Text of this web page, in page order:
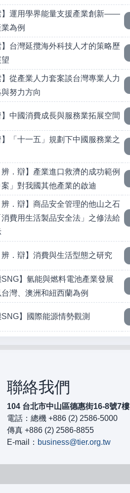
】運用學界能量支援產業創新——
為例
】台灣延攬海外科技人才的策略歷
】從產業人力套案談台灣專業人力
努力方向
】中國消費成長與服務業拓展空間
】「十一五」規劃下中國服務業之
辨．辯】產業進口救濟的成功範例
」對我國其他產業的啟迪
辨．辯】商品安全管理的他山之石
費用生活製品安全法」之修法給
辨．辯】消費與生活型態之研究
SNG】氫能與燃料電池產業發展
灣、澳洲和紐西蘭為例
SNG】國際能源情勢觀測
聯絡我們
104 台北市中山區德惠街16-8號7樓
電話：總機 +886 (2) 2586-5000
傳真 +886 (2) 2586-8855
E-mail： business@tier.org.tw